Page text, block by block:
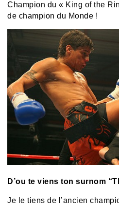
Champion du « King of the
de champion du Monde !
D’ou te viens ton surnom
Je le tiens de l’ancien